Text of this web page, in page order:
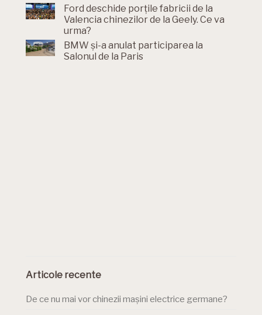
Ford deschide porțile fabricii de la
Valencia chinezilor de la Geely. Ce va
urma?
BMW și-a anulat participarea la
Salonul de la Paris
Articole recente
De ce nu mai vor chinezii mașini electrice germane?